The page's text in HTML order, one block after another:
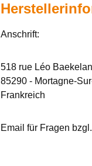
Anschrift:
518 rue Léo
85290 - Mortagne-
Frankreich
Email für Fragen